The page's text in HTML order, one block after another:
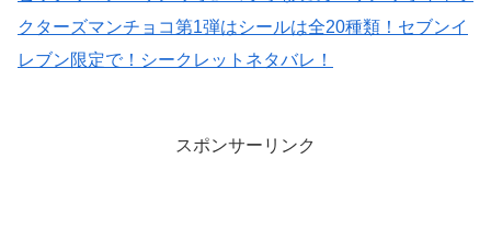
クターズマンチョコ第1弾はシールは全20種類！セブンイ
レブン限定で！シークレットネタバレ！
スポンサーリンク